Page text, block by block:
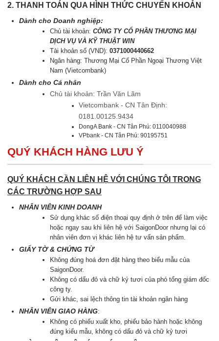
2. THANH TOÁN QUA HÌNH THỨC CHUYỂN KHOẢN
Dành cho Doanh nghiệp:
Chủ tài khoản:CÔNG TY CỔ PHẦN THƯƠNG MẠI
DỊCH VỤ VÀ KỸ THUẬT WIN
Tài khoản số (VND):0371000440662
Ngân hàng: Thương Mại Cổ Phần Ngoại Thương Việt
Nam (Vietcombank)
Dành cho Cá nhân
Chủ tài khoản: Trần Văn Lãm
Vietcombank - CN Tân Định:
0181.00125.9434
DongA Bank - CN Tân Phú: 0110040988
VPbank - CN Tân Phú: 90195751
QUÝ KHÁCH HÀNG LƯU Ý
QUÝ KHÁCH CẦN LIÊN HỆ VỚI CHÚNG TÔI TRONG
CÁC TRƯỜNG HỢP SAU
NHÂN VIÊN KINH DOANH
Sử dụng khác số điện thoại quy định ở trên để làm việc
hoặc ngay sau khi liên hệ với SaigonDoor nhưng lại có
nhân viên đơn vị khác liên hệ tư vấn sản phẩm.
GIẤY TỜ & CHỨNG TỪ
Không đúng hoá đơn đặt hàng theo biểu mẫu của
SaigonDoor.
Không có dấu đỏ và chữ ký tươi của phó tổng giám đốc
công ty.
Gửi khác, sai lệch thông tin tài khoản ngân hàng
NHÂN VIÊN GIAO HÀNG:
Không có phiếu xuất kho, phiếu bảo hành hoặc không
đúng kiểu mẫu, không có dấu đỏ và chữ kỷ tươi